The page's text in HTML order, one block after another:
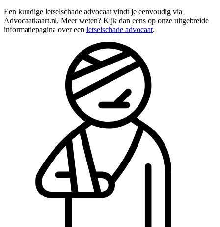
Een kundige letselschade advocaat vindt je eenvoudig via
Advocaatkaart.nl. Meer weten? Kijk dan eens op onze uitgebreide
informatiepagina over een letselschade advocaat.